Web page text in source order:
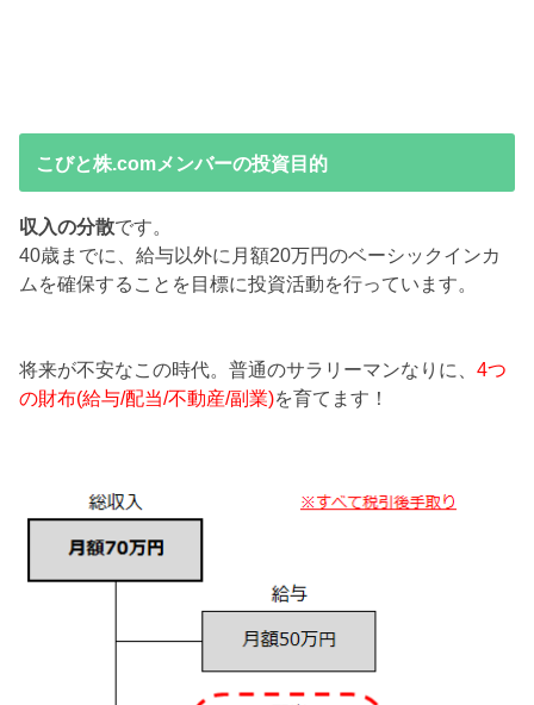
こびと株.comメンバーの投資目的
収入の分散です。
40歳までに、給与以外に月額20万円のベーシックインカ
ムを確保することを目標に投資活動を行っています。
将来が不安なこの時代。普通のサラリーマンなりに、4つ
の財布(給与/配当/不動産/副業)を育てます！